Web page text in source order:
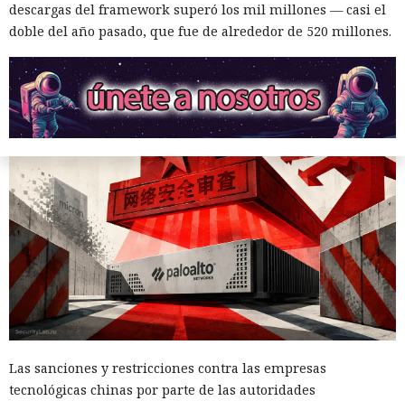
12:43 / 07.08.2026
Otra corporación corre el riesgo de repetir la triste suerte de
sus predecesoras.
Las sanciones y restricciones contra las empresas
tecnológicas chinas por parte de las autoridades
descargas del framework superó los mil millones — casi el
doble del año pasado, que fue de alrededor de 520 millones.
El sonado hackeo a Snowflake
no quedó impune: detenido el
autor, ya espera sentencia en
una celda.